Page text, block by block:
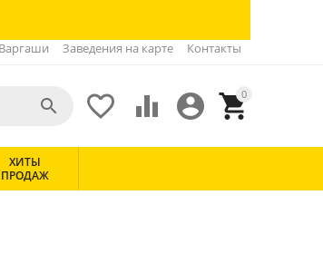
Заведения на карте Контакты
0


 

ХИТЫ
ПРОДАЖ